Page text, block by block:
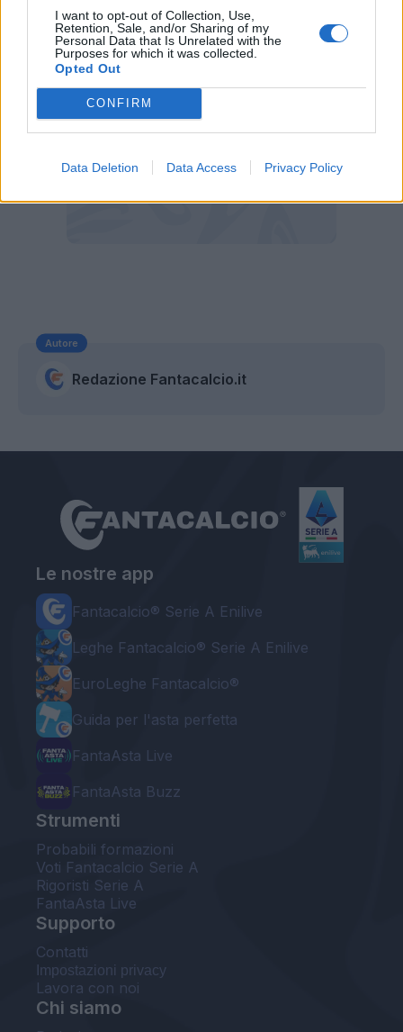
I want to opt-out of Collection, Use,
Retention, Sale, and/or Sharing of my
Personal Data that Is Unrelated with the
Purposes for which it was collected.
Opted Out
CONFIRM
Data Deletion Data Access Privacy Policy
Autore
Redazione Fantacalcio.it
Le nostre app
Fantacalcio® Serie A Enilive
Leghe Fantacalcio® Serie A Enilive
EuroLeghe Fantacalcio®
Guida per l'asta perfetta
FantaAsta Live
FantaAsta Buzz
Strumenti
Probabili formazioni
Voti Fantacalcio Serie A
Rigoristi Serie A
FantaAsta Live
Supporto
Contatti
Impostazioni privacy
Lavora con noi
Chi siamo